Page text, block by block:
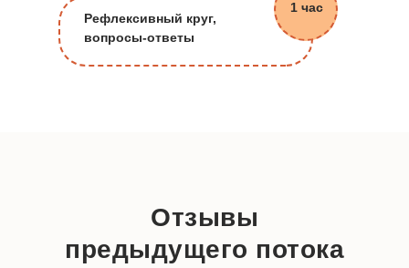
Рефлексивный круг,
вопросы-ответы
1 час
Отзывы
предыдущего потока